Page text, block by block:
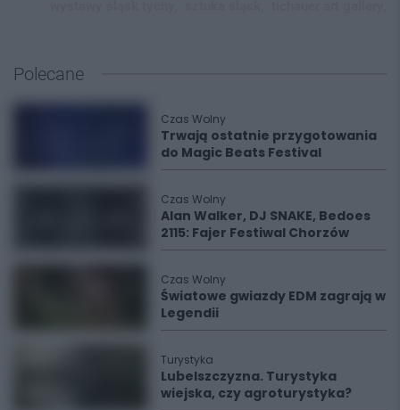
Polecane
Czas Wolny
Trwają ostatnie przygotowania
do Magic Beats Festival
Czas Wolny
Alan Walker, DJ SNAKE, Bedoes
2115: Fajer Festiwal Chorzów
Czas Wolny
Światowe gwiazdy EDM zagrają w
Legendii
Turystyka
Lubelszczyzna. Turystyka
wiejska, czy agroturystyka?